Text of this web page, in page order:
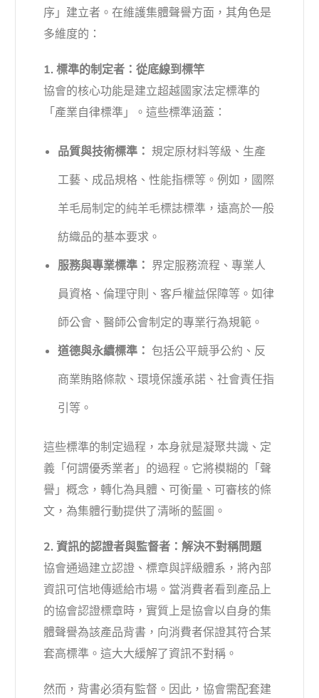
序」建立者。在維護集體聲譽方面，其角色是
多維度的：
1. 標準的制定者：從底線到標竿
協會的核心功能是建立超越國家法定標準的
「產業自律標準」。這些標準涵蓋：
品質與技術標準： 規定原材料等級、生產
工藝、成品規格、性能指標等。例如，國際
羊毛局制定的純羊毛標誌標準，遠高於一般
紡織品的基本要求。
服務與專業標準： 界定服務流程、專業人
員資格、倫理守則、客戶權益保障等。如律
師公會、醫師公會制定的專業行為規範。
道德與永續標準： 包括公平競爭公約、反
商業賄賂條款、環境保護承諾、社會責任指
引等。
這些標準的制定過程，本身就是凝聚共識、定
義「何謂優秀業者」的過程。它將模糊的「聲
譽」概念，轉化為具體、可衡量、可審核的條
文，為集體行動提供了清晰的藍圖。
2. 資訊的認證者與監督者：解決不對稱問題
協會通過建立認證、標章與評級體系，將內部
資訊可信地傳遞給市場。當消費者看到產品上
的協會認證標章時，實質上是協會以自身的集
體聲譽為該產品背書，向消費者保證其符合某
套高標準。這大大緩解了資訊不對稱。
然而，背書必須有監督。因此，協會需配套建